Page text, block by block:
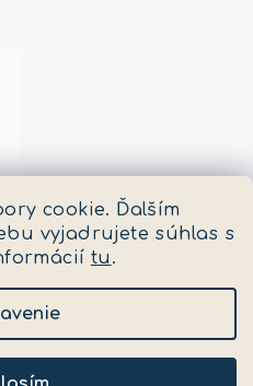
cookie. Ďalším
vyjadrujete súhlas s
tu .
. Všetky práva vyhradené.
cookies